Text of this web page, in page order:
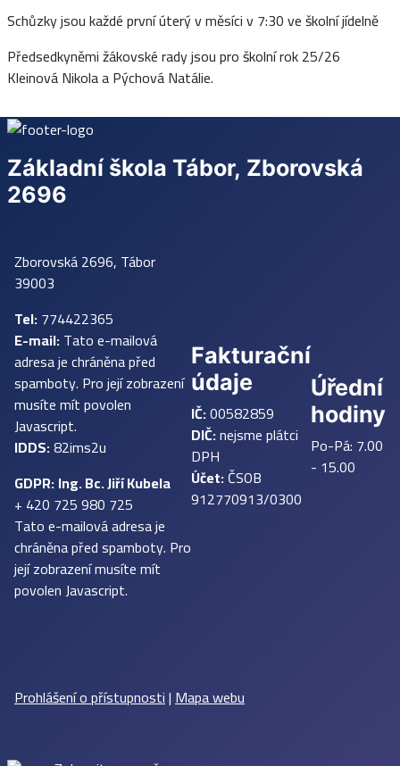
Schůzky jsou každé první úterý v měsíci v 7:30 ve školní jídelně
Předsedkyněmi žákovské rady jsou pro školní rok 25/26
Kleinová Nikola a Pýchová Natálie.
Základní škola Tábor, Zborovská
2696
Zborovská 2696, Tábor
39003
Tel:774422365
E-mail:Tato e-mailová
adresa je chráněna před
spamboty. Pro její zobrazení
musíte mít povolen
Javascript.
IDDS:82ims2u
GDPR:Ing. Bc. Jiří Kubela
+ 420 725 980 725
Tato e-mailová adresa je
chráněna před spamboty. Pro
její zobrazení musíte mít
povolen Javascript.
Fakturační
údaje
IČ:00582859
DIČ:nejsme plátci
DPH
Účet:ČSOB
912770913/0300
Úřední
hodiny
Po-Pá: 7.00
- 15.00
Prohlášení o přístupnosti|Mapa webu